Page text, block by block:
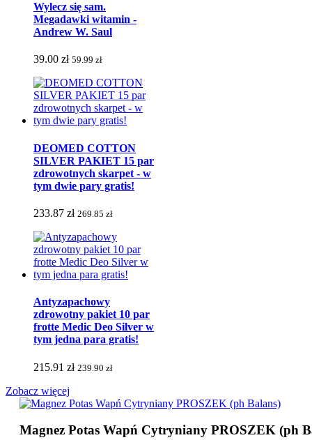
Wylecz się sam.
Megadawki witamin -
Andrew W. Saul
39.00 zł 59.99 zł
DEOMED COTTON
SILVER PAKIET 15 par
zdrowotnych skarpet - w
tym dwie pary gratis!
233.87 zł 269.85 zł
Antyzapachowy
zdrowotny pakiet 10 par
frotte Medic Deo Silver w
tym jedna para gratis!
215.91 zł 239.90 zł
Zobacz więcej
Magnez Potas Wapń Cytryniany PROSZEK (ph